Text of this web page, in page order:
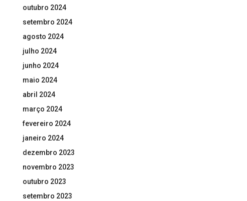
outubro 2024
setembro 2024
agosto 2024
julho 2024
junho 2024
maio 2024
abril 2024
março 2024
fevereiro 2024
janeiro 2024
dezembro 2023
novembro 2023
outubro 2023
setembro 2023